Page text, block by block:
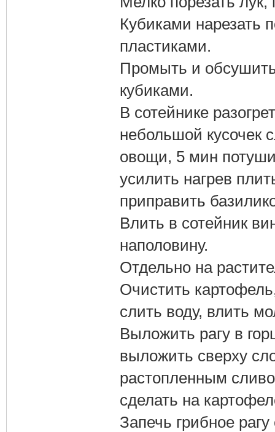
Кубиками нарезать
пластиками.
Промыть и
кубиками.
В сотейнике
небольшой кусочек
овощи, 5 мин
усилить нагрев
приправить
Влить в сотейник
наполовину.
Отдельно на
Очистить
слить воду, влить
Выложить рагу в
выложить сверху
растопленным
сделать на
Запечь грибное